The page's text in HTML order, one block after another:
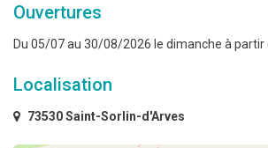
Ouvertures
Du 05/07 au 30/08/2026 le dimanche à partir
Localisation
73530 Saint-Sorlin-d'Arves